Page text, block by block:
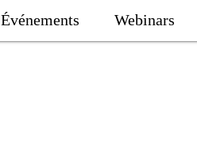
Événements Webinars